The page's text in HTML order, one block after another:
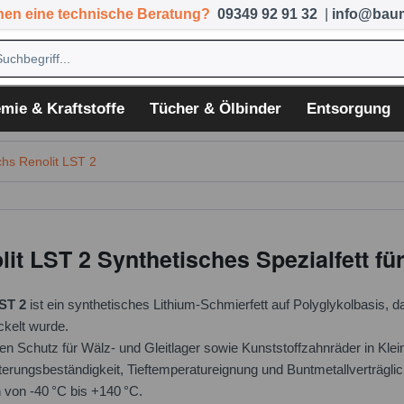
eine technische Beratung? 09349 92 91 32
& Kraftstoffe Tücher & Ölbinder Entsorgung
Renolit LST 2
LST 2 Synthetisches Spezialfett
2 ist ein synthetisches Lithium-Schmierfett auf Polyglykolbasis,
wurde.
Schutz für Wälz- und Gleitlager sowie Kunststoffzahnräder in
Tieftemperatureignung und
-40 °C bis +140 °C.